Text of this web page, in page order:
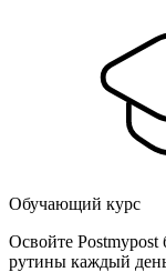
Обучающий курс
Освойте Postmypost
рутины каждый